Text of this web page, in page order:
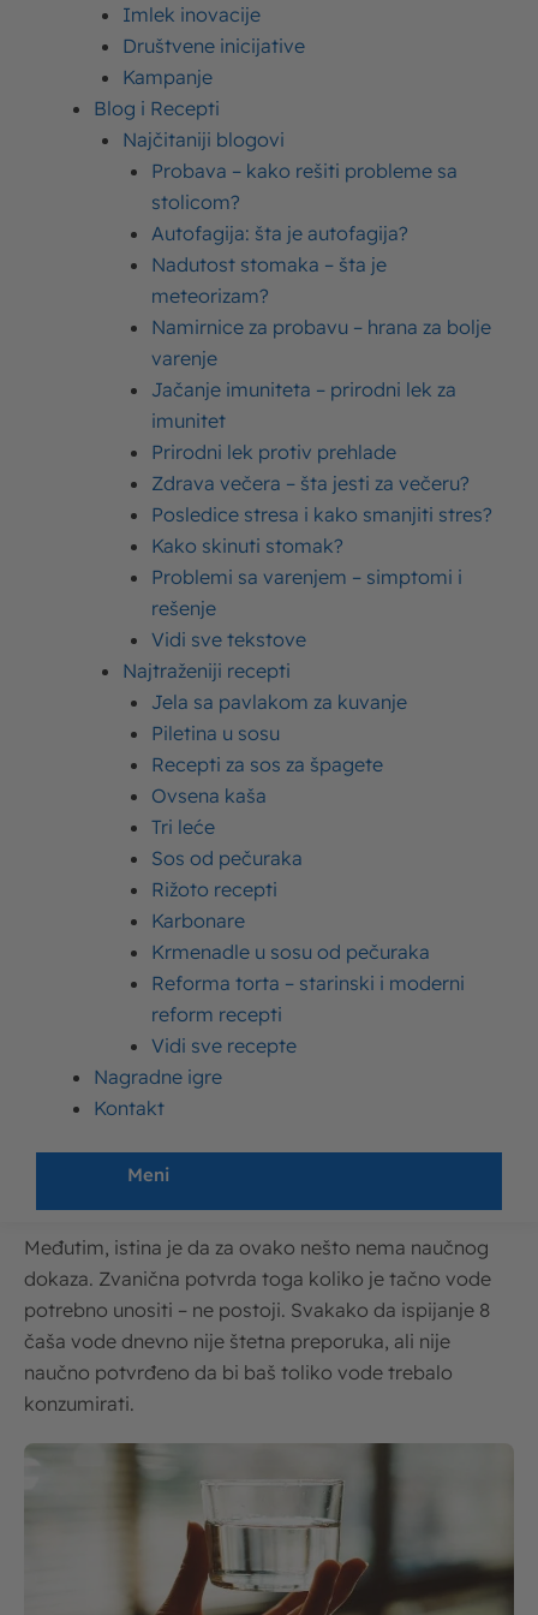
Imlek inovacije
Društvene inicijative
Kampanje
Blog i Recepti
Najčitaniji blogovi
Probava – kako rešiti probleme sa
stolicom?
Autofagija: šta je autofagija?
Nadutost stomaka – šta je
meteorizam?
Namirnice za probavu – hrana za bolje
varenje
Jačanje imuniteta – prirodni lek za
imunitet
Prirodni lek protiv prehlade
Zdrava večera – šta jesti za večeru?
Posledice stresa i kako smanjiti stres?
Kako skinuti stomak?
Problemi sa varenjem – simptomi i
rešenje
Vidi sve tekstove
Najtraženiji recepti
Jela sa pavlakom za kuvanje
Piletina u sosu
Recepti za sos za špagete
Ovsena kaša
Tri leće
Sos od pečuraka
Rižoto recepti
Karbonare
Krmenadle u sosu od pečuraka
Reforma torta – starinski i moderni
reform recepti
Vidi sve recepte
Nagradne igre
Kontakt
Meni
unos vode.
Dnevni unos tečnosti –
koliko vode treba piti
dnevno?
Vodu treba piti svakodnevno, a unos raspoređivati
ravnopravno tokom celog dana.
Smatra se da je organizam dobro hidriran onda kada
imate potrebu da urinirate na svakih 2 do 4 sata, a urin
uvek treba da bude svetle boje. Ovo je ujedno i
najbolji način da proverite stanje hidriranosti
organizma – po boji urina. Što svetliji urin, to je
organizam bolje hidriran. Kada primetite tamnu boju
urina, to je prvi znak dehidriranosti i znači da treba da
pripazite na svoj unos vode.
Najčešće, ovo će se dogoditi ujutru, jer smo celu noć
prespavali bez ispijanja vode, a dok spavamo – telo
gubi tečnost (verovali ili ne, najviše disanjem!).
Zato je i najveća preporuka da obavezan termin za
ispijanje vode budu ujutru i uveče, odmah nakon i
pre spavanja. Najbolje je da čašu punu vode uvek
držite pored kreveta kako biste se osigurali da ćete
popiti potrebnu količinu i nećete dehidrirati tokom
Osim jutarnje i večernje čaše vode, ostatak dnevnog
unosa treba da rasporedite ravnopravno tokom dana.
Sada je pravo vreme da odgovorimo i na čuveno
– Koliko vode piti dnevno?
se pije barem 2 l vode svakog dana ili da se ispije 8
Međutim, istina je da za ovako nešto nema naučnog
dokaza. Zvanična potvrda toga koliko je tačno vode
potrebno unositi – ne postoji. Svakako da ispijanje 8
čaša vode dnevno nije štetna preporuka, ali nije
naučno potvrđeno da bi baš toliko vode trebalo
konzumirati.